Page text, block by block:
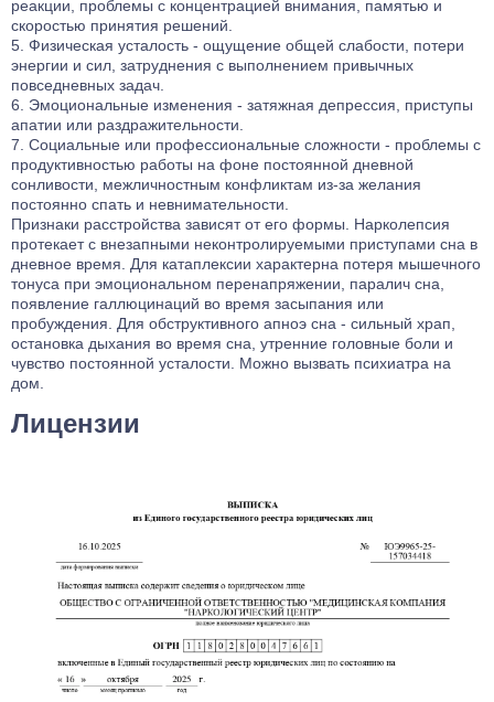
реакции, проблемы с концентрацией внимания, памятью и
скоростью принятия решений.
Физическая усталость - ощущение общей слабости, потери
энергии и сил, затруднения с выполнением привычных
повседневных задач.
Эмоциональные изменения - затяжная депрессия, приступы
апатии или раздражительности.
Социальные или профессиональные сложности - проблемы с
продуктивностью работы на фоне постоянной дневной
сонливости, межличностным конфликтам из-за желания
постоянно спать и невнимательности.
Признаки расстройства зависят от его формы. Нарколепсия
протекает с внезапными неконтролируемыми приступами сна в
дневное время. Для катаплексии характерна потеря мышечного
тонуса при эмоциональном перенапряжении, паралич сна,
появление галлюцинаций во время засыпания или
пробуждения. Для обструктивного апноэ сна - сильный храп,
остановка дыхания во время сна, утренние головные боли и
чувство постоянной усталости. Можно вызвать психиатра на
дом
Лицензии